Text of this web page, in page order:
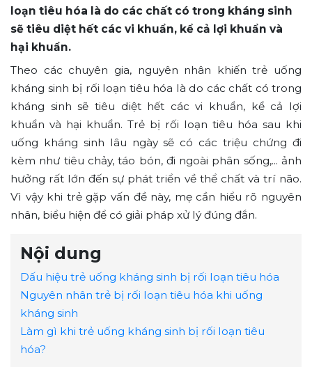
loạn tiêu hóa là do các chất có trong kháng sinh
sẽ tiêu diệt hết các vi khuẩn, kể cả lợi khuẩn và
hại khuẩn.
Theo các chuyên gia, nguyên nhân khiến trẻ uống
kháng sinh bị rối loạn tiêu hóa là do các chất có trong
kháng sinh sẽ tiêu diệt hết các vi khuẩn, kể cả lợi
khuẩn và hại khuẩn. Trẻ bị rối loạn tiêu hóa sau khi
uống kháng sinh lâu ngày sẽ có các triệu chứng đi
kèm như tiêu chảy, táo bón, đi ngoài phân sống,... ảnh
hưởng rất lớn đến sự phát triển về thể chất và trí não.
Vì vậy khi trẻ gặp vấn đề này, mẹ cần hiểu rõ nguyên
nhân, biểu hiện để có giải pháp xử lý đúng đắn.
Nội dung
Dấu hiệu trẻ uống kháng sinh bị rối loạn tiêu hóa
Nguyên nhân trẻ bị rối loạn tiêu hóa khi uống
kháng sinh
Làm gì khi trẻ uống kháng sinh bị rối loạn tiêu
hóa?